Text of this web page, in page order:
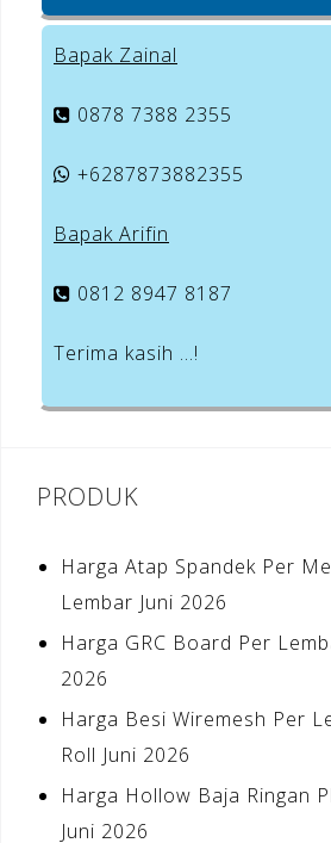
Bapak Zainal
0878 7388 2355
+6287873882355
Bapak Arifin
0812 8947 8187
Terima kasih …!
PRODUK
Harga Atap Spandek Per
Lembar Juni 2026
Harga GRC Board Per
2026
Harga Besi Wiremesh Per
Roll Juni 2026
Harga Hollow Baja Ringan
Juni 2026